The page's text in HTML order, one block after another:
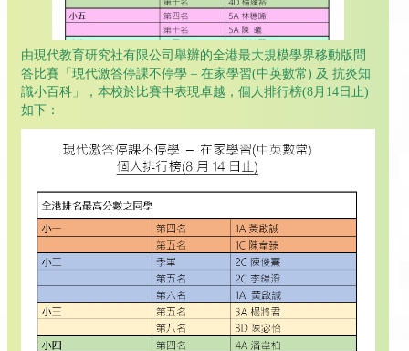
由現代教育研究社有限公司舉辦的全港最大規模學界移動版問
答比賽「現代激答停課不停學 – 在家學習(中英數常) 及 抗炎知
識小百科」，本校於比賽中表現卓越，個人排行榜(8月14日止)
如下：